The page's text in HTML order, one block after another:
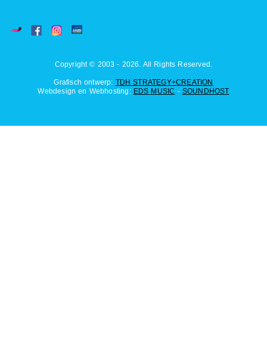
Copyright © 2003 - 2026. All Rights Reserved.
Grafisch ontwerp: TDH STRATEGY+CREATION
Webdesign en Webhosting: EDS MUSIC - SOUNDHOST